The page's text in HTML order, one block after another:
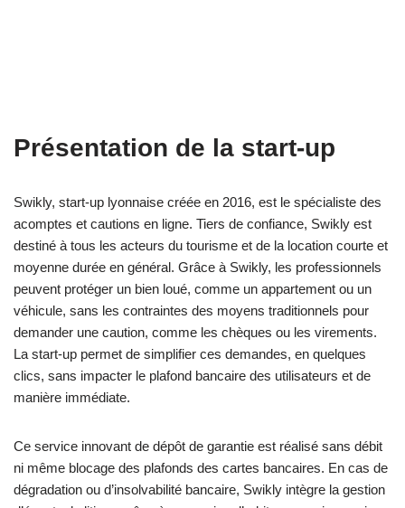
Présentation de la start-up
Swikly, start-up lyonnaise créée en 2016, est le spécialiste des
acomptes et cautions en ligne. Tiers de confiance, Swikly est
destiné à tous les acteurs du tourisme et de la location courte et
moyenne durée en général. Grâce à Swikly, les professionnels
peuvent protéger un bien loué, comme un appartement ou un
véhicule, sans les contraintes des moyens traditionnels pour
demander une caution, comme les chèques ou les virements.
La start-up permet de simplifier ces demandes, en quelques
clics, sans impacter le plafond bancaire des utilisateurs et de
manière immédiate.
Ce service innovant de dépôt de garantie est réalisé sans débit
ni même blocage des plafonds des cartes bancaires. En cas de
dégradation ou d’insolvabilité bancaire, Swikly intègre la gestion